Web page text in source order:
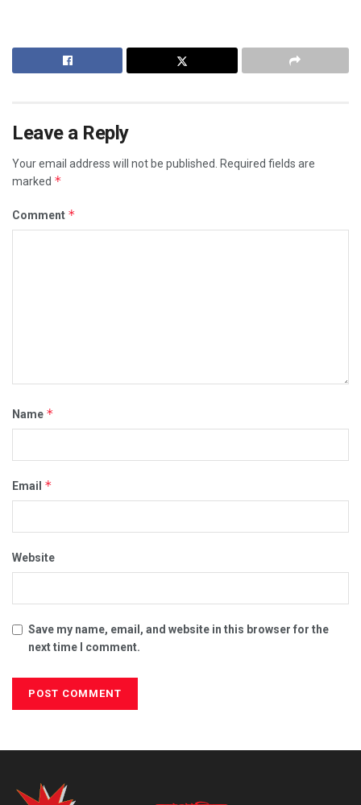
Leave a Reply
Your email address will not be published.
Required fields are
marked *
Comment *
Name *
Email *
Website
Save my name, email, and website in this browser for the
next time I comment.